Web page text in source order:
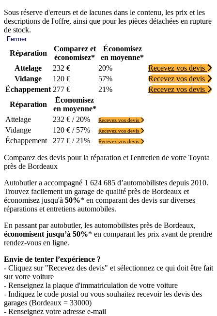
Sous réserve d'erreurs et de lacunes dans le contenu, les prix et les
descriptions de l'offre, ainsi que pour les pièces détachées en rupture
de stock.
Fermer
Réparation
Comparez et
économisez*
Économisez
en moyenne*
Attelage
232 € 20%
Recevez vos devis
Vidange
120 € 57%
Recevez vos devis
Échappement 277 € 21%
Recevez vos devis
Réparation
Économisez
en moyenne*
Attelage
232 € / 20% Recevez vos devis
Vidange 120 € / 57% Recevez vos devis
Échappement 277 € / 21% Recevez vos devis
Comparez des devis pour la réparation et l'entretien de votre Toyota
près de Bordeaux
Autobutler a accompagné 1 624 685 d’automobilistes depuis 2010.
Trouvez facilement un garage de qualité près de Bordeaux et
économisez jusqu'à 50%* en comparant des devis sur diverses
réparations et entretiens automobiles.
En passant par autobutler, les automobilistes près de Bordeaux,
économisent jusqu’à 50%* en comparant les prix avant de prendre
rendez-vous en ligne.
Envie de tenter l’expérience ?
- Cliquez sur "Recevez des devis" et sélectionnez ce qui doit être fait
sur votre voiture
- Renseignez la plaque d'immatriculation de votre voiture
- Indiquez le code postal ou vous souhaitez recevoir les devis des
garages (Bordeaux = 33000)
- Renseignez votre adresse e-mail